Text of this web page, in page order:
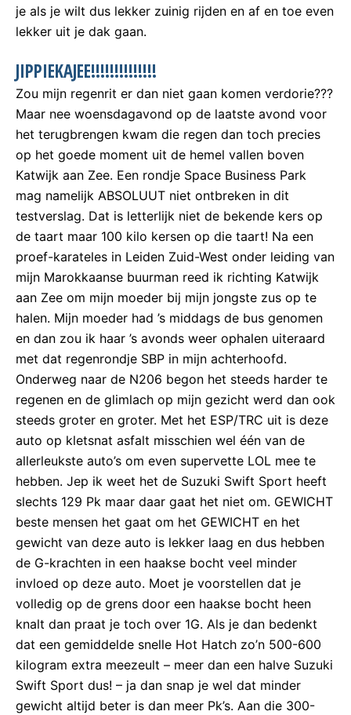
je als je wilt dus lekker zuinig rijden en af en toe even
lekker uit je dak gaan.
JIPPIEKAJEE!!!!!!!!!!!!!!
Zou mijn regenrit er dan niet gaan komen verdorie???
Maar nee woensdagavond op de laatste avond voor
het terugbrengen kwam die regen dan toch precies
op het goede moment uit de hemel vallen boven
Katwijk aan Zee. Een rondje Space Business Park
mag namelijk ABSOLUUT niet ontbreken in dit
testverslag. Dat is letterlijk niet de bekende kers op
de taart maar 100 kilo kersen op die taart! Na een
proef-karateles in Leiden Zuid-West onder leiding van
mijn Marokkaanse buurman reed ik richting Katwijk
aan Zee om mijn moeder bij mijn jongste zus op te
halen. Mijn moeder had ’s middags de bus genomen
en dan zou ik haar ’s avonds weer ophalen uiteraard
met dat regenrondje SBP in mijn achterhoofd.
Onderweg naar de N206 begon het steeds harder te
regenen en de glimlach op mijn gezicht werd dan ook
steeds groter en groter. Met het ESP/TRC uit is deze
auto op kletsnat asfalt misschien wel één van de
allerleukste auto’s om even supervette LOL mee te
hebben. Jep ik weet het de Suzuki Swift Sport heeft
slechts 129 Pk maar daar gaat het niet om. GEWICHT
beste mensen het gaat om het GEWICHT en het
gewicht van deze auto is lekker laag en dus hebben
de G-krachten in een haakse bocht veel minder
invloed op deze auto. Moet je voorstellen dat je
volledig op de grens door een haakse bocht heen
knalt dan praat je toch over 1G. Als je dan bedenkt
dat een gemiddelde snelle Hot Hatch zo’n 500-600
kilogram extra meezeult – meer dan een halve Suzuki
Swift Sport dus! – ja dan snap je wel dat minder
gewicht altijd beter is dan meer Pk’s. Aan die 300-